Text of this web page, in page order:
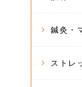
鍼灸・
ストレ